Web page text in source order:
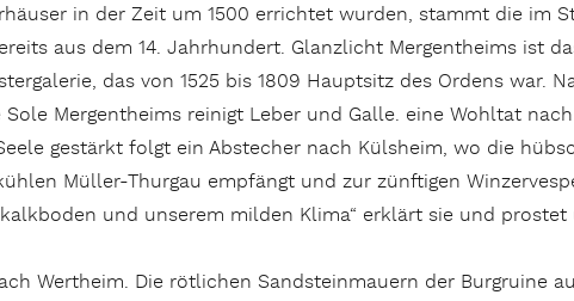
in der Zeit um 1500 errichtet wurden, stammt die im
aus dem 14. Jahrhundert. Glanzlicht Mergentheims ist
das von 1525 bis 1809 Hauptsitz des Ordens war.
Mergentheims reinigt Leber und Galle. eine Wohltat
gestärkt folgt ein Abstecher nach Külsheim, wo die
Müller-Thurgau empfängt und zur zünftigen
und unserem milden Klima“ erklärt sie und prostet
Wertheim. Die rötlichen Sandsteinmauern der Burgruine